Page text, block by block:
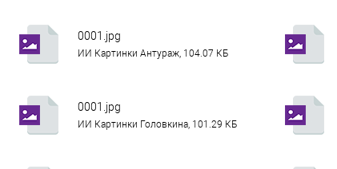
0001.jpg
ИИ Картинки Антураж, 104.07 КБ
0001.jpg
ИИ Картинки Головкина, 101.29 КБ